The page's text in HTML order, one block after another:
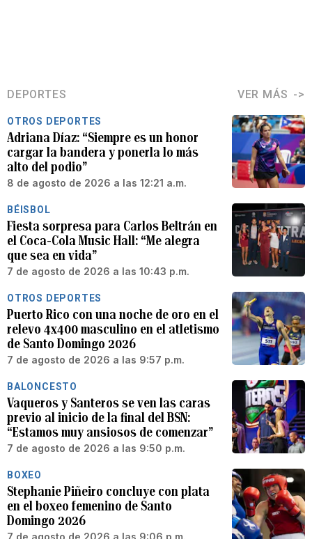
DEPORTES VER MÁS
OTROS DEPORTES
Adriana Díaz: “Siempre es un honor
cargar la bandera y ponerla lo más
alto del podio”
8 de agosto de 2026 a las 12:21 a.m.
BÉISBOL
Fiesta sorpresa para Carlos Beltrán en
el Coca-Cola Music Hall: “Me alegra
que sea en vida”
7 de agosto de 2026 a las 10:43 p.m.
OTROS DEPORTES
Puerto Rico con una noche de oro en el
relevo 4x400 masculino en el atletismo
de Santo Domingo 2026
7 de agosto de 2026 a las 9:57 p.m.
BALONCESTO
Vaqueros y Santeros se ven las caras
previo al inicio de la final del BSN:
“Estamos muy ansiosos de comenzar”
7 de agosto de 2026 a las 9:50 p.m.
BOXEO
Stephanie Piñeiro concluye con plata
en el boxeo femenino de Santo
Domingo 2026